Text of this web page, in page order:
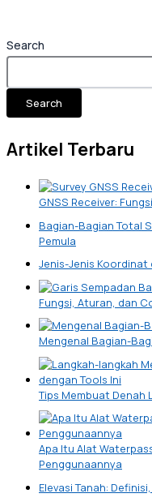
Search
Search
Artikel Terbaru
GNSS Receiver:
Bagian-Bagian Total
Pemula
Jenis-Jenis Koordinat
Fungsi, Aturan, dan
Mengenal Bagian-
Tips Membuat Denah
Apa Itu Alat
Penggunaannya
Elevasi Tanah: